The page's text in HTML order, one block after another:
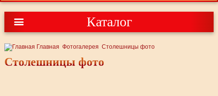
Каталог
Главная Фотогалерея Столешницы фото
Столешницы фото